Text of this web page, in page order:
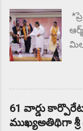
61 వార్డు
ముఖ్యఅతిథిగా